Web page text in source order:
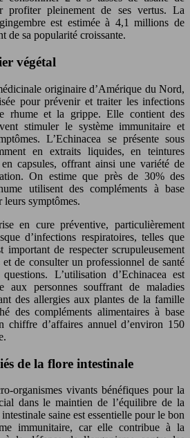
profiter pleinement de ses vertus. La
est estimée à 4,1 millions de
de sa popularité croissante.
végétal
originaire d’Amérique du Nord,
pour prévenir et traiter les infections
rhume et la grippe. Elle contient des
stimuler le système immunitaire et
L’Echinacea se présente sous
en extraits liquides, en teintures
capsules, offrant ainsi une variété de
On estime que près de 30% des
utilisent des compléments à base
leurs symptômes.
en cure préventive, particulièrement
d’infections respiratoires, telles que
important de respecter scrupuleusement
et de consulter un professionnel de santé
L’utilisation d’Echinacea est
aux personnes souffrant de maladies
des allergies aux plantes de la famille
des compléments alimentaires à base
chiffre d’affaires annuel d’environ 150
de la flore intestinale
organismes vivants bénéfiques pour la
dans le maintien de l’équilibre de la
saine est essentielle pour le bon
immunitaire, car elle contribue à la